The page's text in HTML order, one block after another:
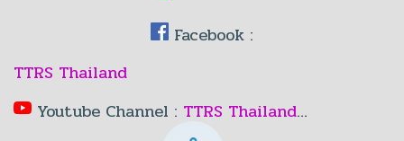
Facebook :
TTRS Thailand
Youtube Channel : TTRS Thailand…